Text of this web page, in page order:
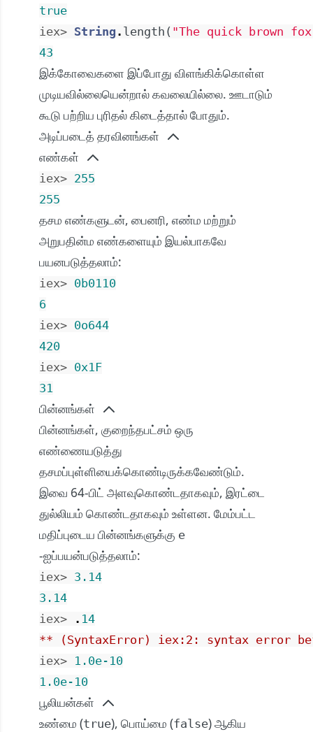
true
iex> String . length ( "The quick brown
43
இக்கோவைகளை இப்போது விளங்கிக்கொள்ள
முடியவில்லையென்றால் கவலையில்லை. ஊடாடும்
கூடு பற்றிய புரிதல் கிடைத்தால் போதும்.
அடிப்படைத் தரவினங்கள்
எண்கள்
iex> 255
255
தசம எண்களுடன், பைனரி, எண்ம மற்றும்
அறுபதின்ம எண்களையும் இயல்பாகவே
பயனபடுத்தலாம்:
iex> 0b0110
6
iex> 0o644
420
iex> 0x1F
31
பின்னங்கள்
பின்னங்கள், குறைந்தபட்சம் ஒரு
எண்ணையடுத்து
தசமப்புள்ளியைக்கொண்டிருக்கவேண்டும்.
இவை 64-பிட் அளவுகொண்டதாகவும், இரட்டை
துல்லியம் கொண்டதாகவும் உள்ளன. மேம்பட்ட
மதிப்புடைய பின்னங்களுக்கு e
-ஐப்பயன்படுத்தலாம்:
iex> 3.14
3.14
iex>
. 14
** (SyntaxError) iex:2: syntax error
iex> 1.0e-10
1.0e-10
பூலியன்கள்
உண்மை (true), பொய்மை (false) ஆகிய